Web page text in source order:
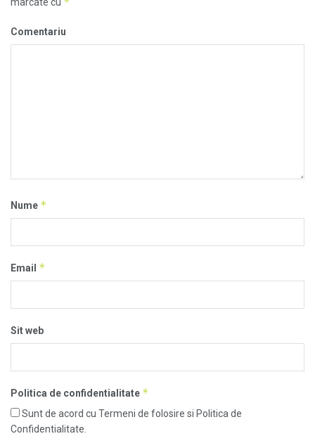
Comentariu
Nume *
Email *
Sit web
Politica de confidentialitate *
Sunt de acord cu Termeni de folosire si Politica de
Confidentialitate.